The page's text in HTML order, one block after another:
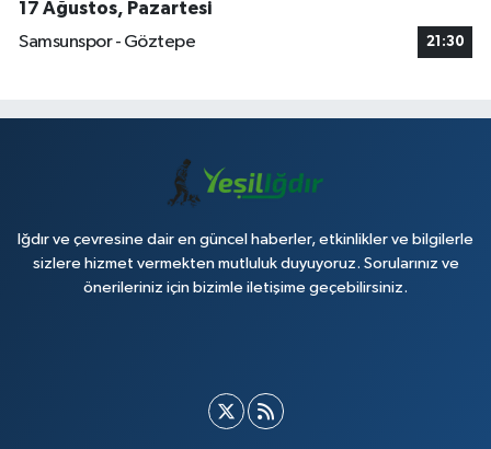
17 Ağustos, Pazartesi
Samsunspor - Göztepe
21:30
Iğdır ve çevresine dair en güncel haberler, etkinlikler ve bilgilerle
sizlere hizmet vermekten mutluluk duyuyoruz. Sorularınız ve
önerileriniz için bizimle iletişime geçebilirsiniz.